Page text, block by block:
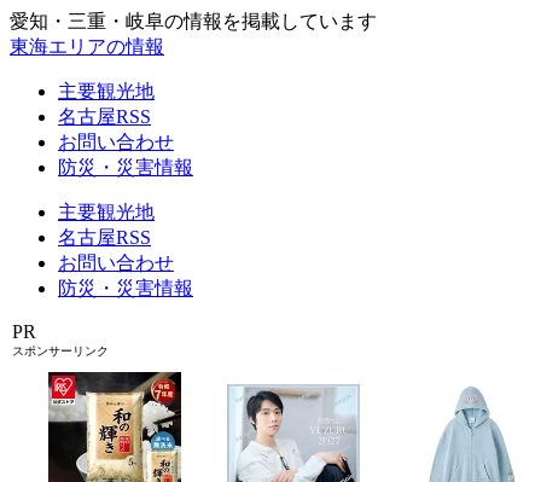
愛知・三重・岐阜の情報を掲載しています
東海エリアの情報
主要観光地
名古屋RSS
お問い合わせ
防災・災害情報
主要観光地
名古屋RSS
お問い合わせ
防災・災害情報
PR
スポンサーリンク